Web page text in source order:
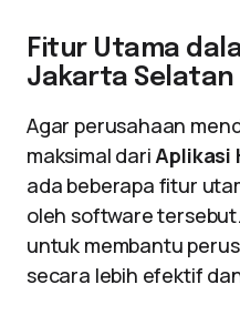
Fitur Utama
Jakarta Selatan
Agar perusahaan
maksimal dariAplikasi
ada beberapa fitur
oleh software
untuk membantu
secara lebih efektif